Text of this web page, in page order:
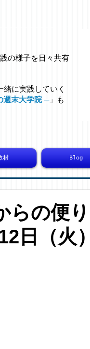
の様子を日々共有
に実践していく
週末大学院 ─」も
材 Blog
らの便
日（火）